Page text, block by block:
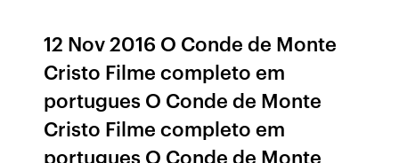
12 Nov 2016 O Conde de Monte
Cristo Filme completo em
portugues O Conde de Monte
Cristo Filme completo em
portugues O Conde de Monte